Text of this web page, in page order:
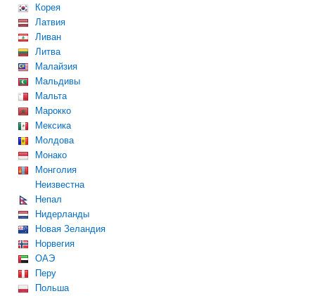
Корея
Латвия
Ливан
Литва
Малайзия
Мальдивы
Мальта
Марокко
Мексика
Молдова
Монако
Монголия
Неизвестна
Непал
Нидерланды
Новая Зеландия
Норвегия
ОАЭ
Перу
Польша